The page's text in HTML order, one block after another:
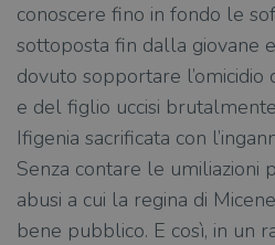
conoscere fino in fondo le
sottoposta fin dalla giovane
dovuto sopportare
e del figlio uccisi
Ifigenia sacrificata con
Senza contare le umiliazioni
abusi a cui la regina di
bene pubblico. E così, in un